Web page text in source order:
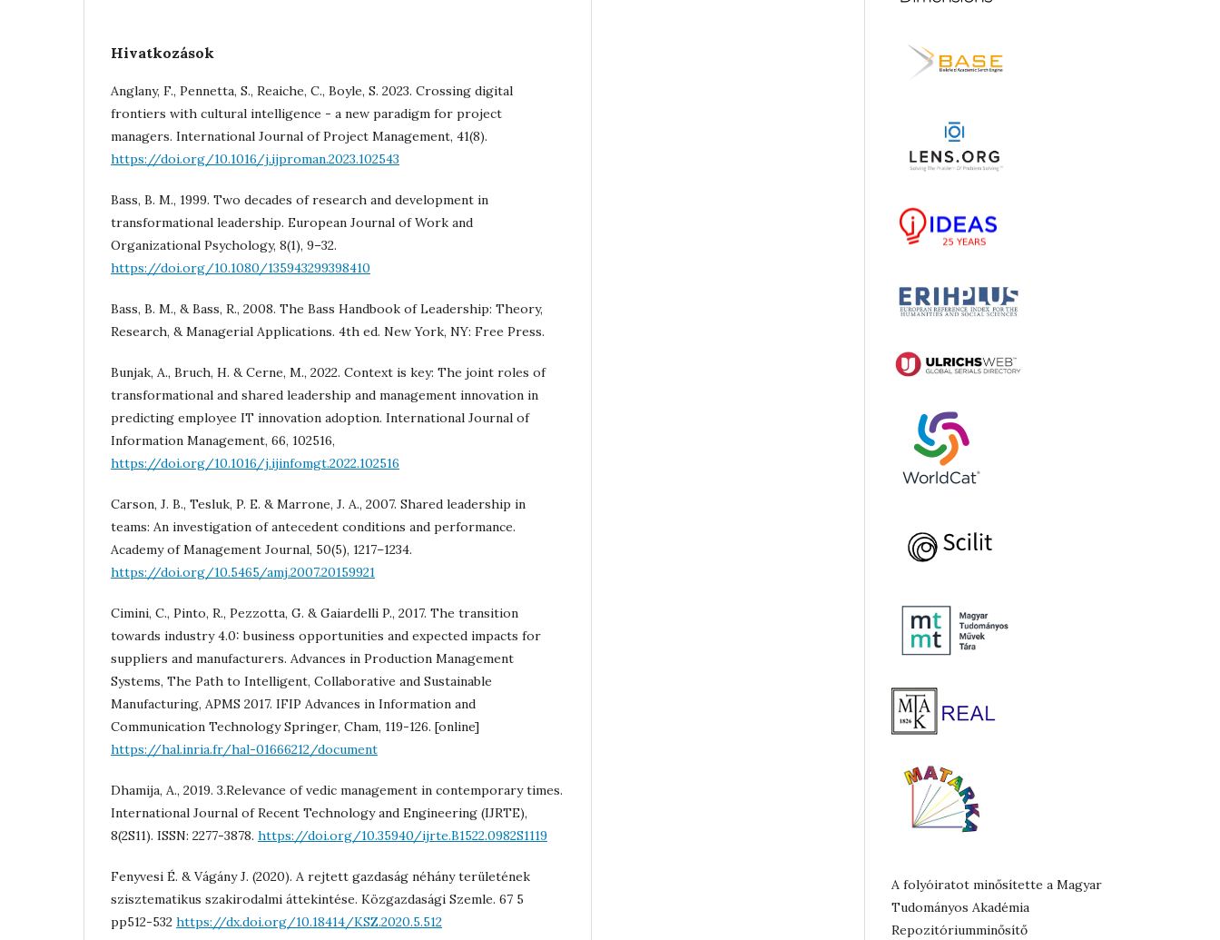
Hivatkozások
Anglany, F., Pennetta, S., Reaiche, C., Boyle, S. 2023. Crossing digital
frontiers with cultural intelligence - a new paradigm for project
managers. International Journal of Project Management, 41(8).
https://doi.org/10.1016/j.ijproman.2023.102543
Bass, B. M., 1999. Two decades of research and development in
transformational leadership. European Journal of Work and
Organizational Psychology, 8(1), 9–32.
https://doi.org/10.1080/135943299398410
Bass, B. M., & Bass, R., 2008. The Bass Handbook of Leadership: Theory,
Research, & Managerial Applications. 4th ed. New York, NY: Free Press.
Bunjak, A., Bruch, H. & Cerne, M., 2022. Context is key: The joint roles of
transformational and shared leadership and management innovation in
predicting employee IT innovation adoption. International Journal of
Information Management, 66, 102516,
https://doi.org/10.1016/j.ijinfomgt.2022.102516
Carson, J. B., Tesluk, P. E. & Marrone, J. A., 2007. Shared leadership in
teams: An investigation of antecedent conditions and performance.
Academy of Management Journal, 50(5), 1217–1234.
https://doi.org/10.5465/amj.2007.20159921
Cimini, C., Pinto, R., Pezzotta, G. & Gaiardelli P., 2017. The transition
towards industry 4.0: business opportunities and expected impacts for
suppliers and manufacturers. Advances in Production Management
Systems, The Path to Intelligent, Collaborative and Sustainable
Manufacturing, APMS 2017. IFIP Advances in Information and
Communication Technology Springer, Cham, 119-126. [online]
https://hal.inria.fr/hal-01666212/document
Dhamija, A., 2019. 3.Relevance of vedic management in contemporary times.
International Journal of Recent Technology and Engineering (IJRTE),
8(2S11). ISSN: 2277-3878. https://doi.org/10.35940/ijrte.B1522.0982S1119
Fenyvesi É. & Vágány J. (2020). A rejtett gazdaság néhány területének
szisztematikus szakirodalmi áttekintése. Közgazdasági Szemle. 67 5
pp512-532 https://dx.doi.org/10.18414/KSZ.2020.5.512
A folyóiratot minősítette a Magyar
Tudományos Akadémia
Repozitóriumminősítő